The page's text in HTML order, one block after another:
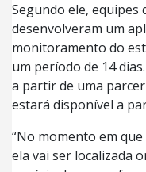
Segundo ele, equipes
desenvolveram um
monitoramento do
um período de 14
a partir de uma
estará disponível a
“No momento em
ela vai ser localizada